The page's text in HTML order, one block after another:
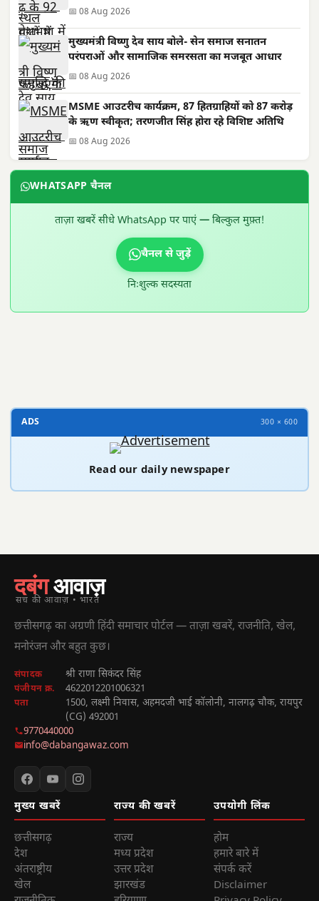
📅 08 Aug 2026
मुख्यमंत्री विष्णु देव साय बोले- सेन समाज सनातन
परंपराओं और सामाजिक समरसता का मजबूत आधार
📅 08 Aug 2026
MSME आउटरीच कार्यक्रम, 87 हितग्राहियों को 87 करोड़
के ऋण स्वीकृत; तरणजीत सिंह होरा रहे विशिष्ट अतिथि
📅 08 Aug 2026
WHATSAPP चैनल
ताज़ा खबरें सीधे WhatsApp पर पाएं — बिल्कुल मुफ़्त!
चैनल से जुड़ें
निःशुल्क सदस्यता
ADS 300 × 600
Read our daily newspaper
दबंगआवाज़
सच की आवाज़ • भारत
छत्तीसगढ़ का अग्रणी हिंदी समाचार पोर्टल — ताज़ा खबरें, राजनीति, खेल,
मनोरंजन और बहुत कुछ।
संपादक श्री राणा सिकंदर सिंह
पंजीयन क्र. 4622012201006321
पता
1500, लक्ष्मी निवास, अहमदजी भाई कॉलोनी, नालगढ़ चौक, रायपुर
(CG) 492001
9770440000
info@dabangawaz.com
मुख्य खबरें
छत्तीसगढ़
देश
अंतराष्ट्रीय
खेल
राज्य की खबरें
राज्य
मध्य प्रदेश
उत्तर प्रदेश
झारखंड
उपयोगी लिंक
होम
हमारे बारे में
संपर्क करें
Disclaimer